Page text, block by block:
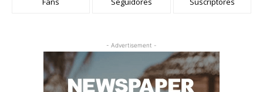
- Advertisement -